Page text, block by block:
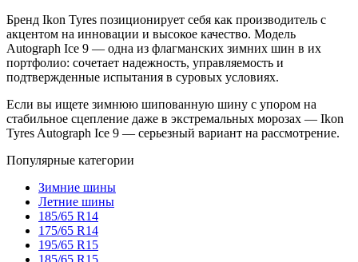
Бренд Ikon Tyres позиционирует себя как производитель с
акцентом на инновации и высокое качество. Модель
Autograph Ice 9 — одна из флагманских зимних шин в их
портфолио: сочетает надежность, управляемость и
подтвержденные испытания в суровых условиях.
Если вы ищете зимнюю шипованную шину с упором на
стабильное сцепление даже в экстремальных морозах — Ikon
Tyres Autograph Ice 9 — серьезный вариант на рассмотрение.
Популярные категории
Зимние шины
Летние шины
185/65 R14
175/65 R14
195/65 R15
185/65 R15